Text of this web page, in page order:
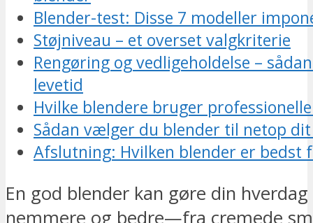
Blender-test: Disse 7 modeller
Støjniveau – et overset valgkriterie
Rengøring og vedligeholdelse –
levetid
Hvilke blendere bruger
Sådan vælger du blender til netop
Afslutning: Hvilken blender er bedst
En god blender kan gøre din
nemmere og bedre—fra cremede